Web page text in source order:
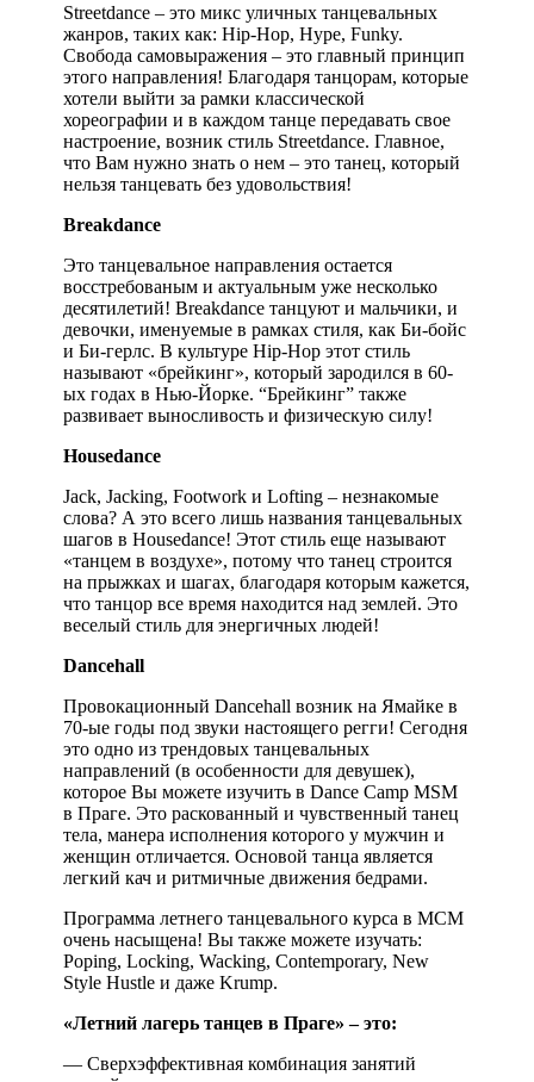
Streetdance – это микс уличных танцевальных
жанров, таких как: Hip-Hop, Hype, Funky.
Свобода самовыражения – это главный принцип
этого направления! Благодаря танцорам, которые
хотели выйти за рамки классической
хореографии и в каждом танце передавать свое
настроение, возник стиль Streetdance. Главное,
что Вам нужно знать о нем – это танец, который
нельзя танцевать без удовольствия!
Breakdance
Это танцевальное направления остается
восстребованым и актуальным уже несколько
десятилетий! Breakdance танцуют и мальчики, и
девочки, именуемые в рамках стиля, как Би-бойс
и Би-герлс. В культуре Hip-Hop этот стиль
называют «брейкинг», который зародился в 60-
ых годах в Нью-Йорке. “Брейкинг” также
развивает выносливость и физическую силу!
Housedance
Jack, Jacking, Footwork и Lofting – незнакомые
слова? А это всего лишь названия танцевальных
шагов в Housedance! Этот стиль еще называют
«танцем в воздухе», потому что танец строится
на прыжках и шагах, благодаря которым кажется,
что танцор все время находится над землей. Это
веселый стиль для энергичных людей!
Dancehall
Провокационный Dancehall возник на Ямайке в
70-ые годы под звуки настоящего регги! Сегодня
это одно из трендовых танцевальных
направлений (в особенности для девушек),
которое Вы можете изучить в Dance Camp MSM
в Праге. Это раскованный и чувственный танец
тела, манера исполнения которого у мужчин и
женщин отличается. Основой танца является
легкий кач и ритмичные движения бедрами.
Программа летнего танцевального курса в МСМ
очень насыщена! Вы также можете изучать:
Poping, Locking, Wacking, Contemporary, New
Style Hustle и даже Krump.
«Летний лагерь танцев в Праге» – это:
— Сверхэффективная комбинация занятий